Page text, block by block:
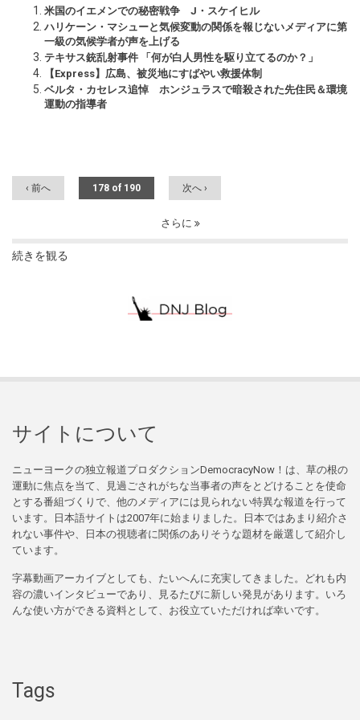
米国のイエメンでの秘密戦争 J・スケイヒル
ハリケーン・マシューと気候変動の関係を報じないメディアに第
一級の気候学者が声を上げる
テキサス銃乱射事件 「何が白人男性を駆り立てるのか？」
【Express】広島、被災地にすばやい救援体制
ベルタ・カセレス追悼 ホンジュラスで暗殺された先住民＆環境
運動の指導者
‹ 前へ 178 of 190 次へ ›
さらに
続きを観る
サイトについて
ニューヨークの独立報道プロダクションDemocracyNow！は、草の根の
運動に焦点を当て、見過ごされがちな当事者の声をとどけることを使命
とする番組づくりで、他のメディアには見られない特異な報道を行って
います。日本語サイトは2007年に始まりました。日本ではあまり紹介さ
れない事件や、日本の視聴者に関係のありそうな題材を厳選して紹介し
ています。
字幕動画アーカイブとしても、たいへんに充実してきました。どれも内
容の濃いインタビューであり、見るたびに新しい発見があります。いろ
んな使い方ができる資料として、お役立ていただければ幸いです。
Tags